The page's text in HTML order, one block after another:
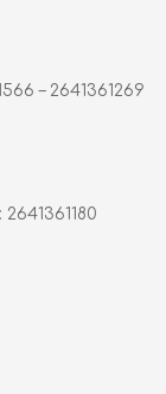
– 2641361269